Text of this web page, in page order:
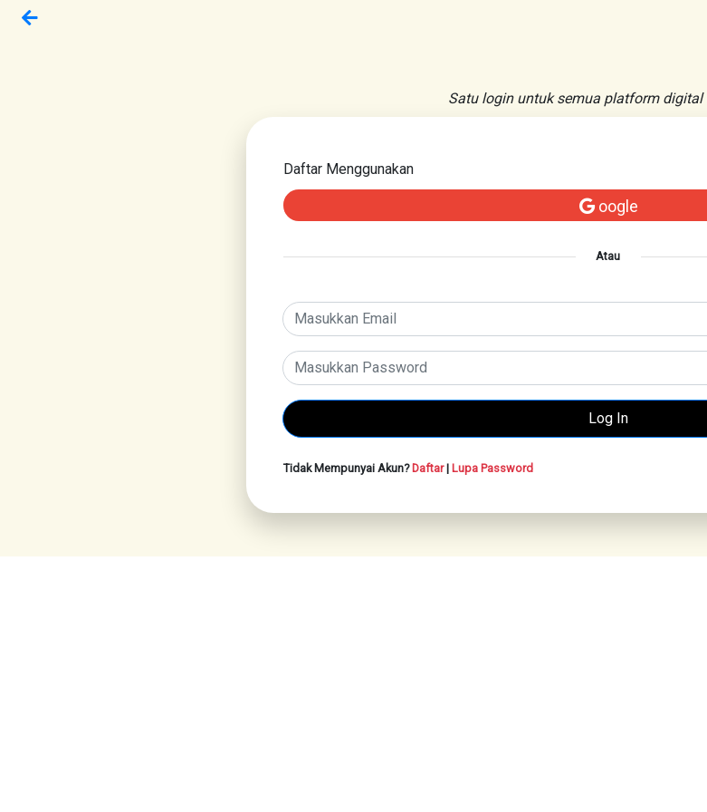
Satu login untuk semua platform digital
Daftar Menggunakan
oogle
Atau
Tidak Mempunyai Akun?Daftar| Lupa Password